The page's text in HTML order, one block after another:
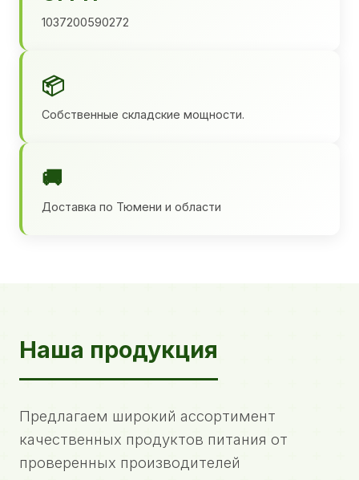
1037200590272
📦
Собственные складские мощности.
🚚
Доставка по Тюмени и области
Наша продукция
Предлагаем широкий ассортимент
качественных продуктов питания от
проверенных производителей